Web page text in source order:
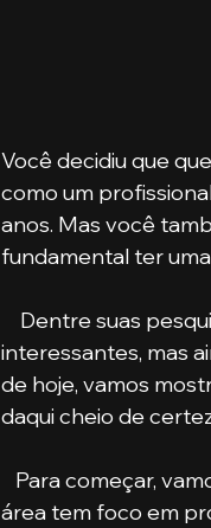
Você decidiu que
como um
anos. Mas você
fundamental ter
interessantes, mas
de hoje, vamos
daqui cheio de
área tem foco em